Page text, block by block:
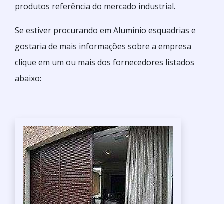
produtos referência do mercado industrial.
Se estiver procurando em Aluminio esquadrias e
gostaria de mais informações sobre a empresa
clique em um ou mais dos fornecedores listados
abaixo: